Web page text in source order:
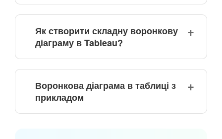
Як створити складну воронкову
діаграму в Tableau?
Воронкова діаграма в таблиці з
прикладом